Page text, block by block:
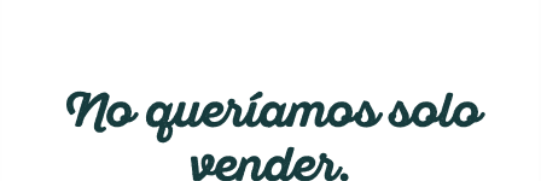
No queríamos solo
vender.